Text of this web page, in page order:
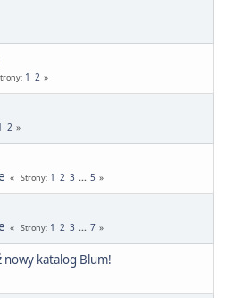
1 2
2
Strony 1 2 3 ... 5
Strony 1 2 3 ... 7
nowy katalog Blum!